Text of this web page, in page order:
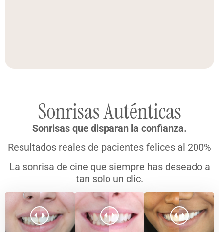
Sonrisas Auténticas
Sonrisas que disparan la confianza.
Resultados reales de pacientes felices al 200%
La sonrisa de cine que siempre has deseado a
tan solo un clic.